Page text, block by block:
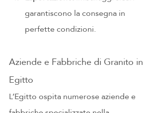
garantiscono la consegna in
perfette condizioni.
Aziende e Fabbriche di Granito in
Egitto
L’Egitto ospita numerose aziende e